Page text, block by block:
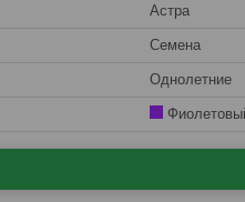
Астра
Семена
Однолетние